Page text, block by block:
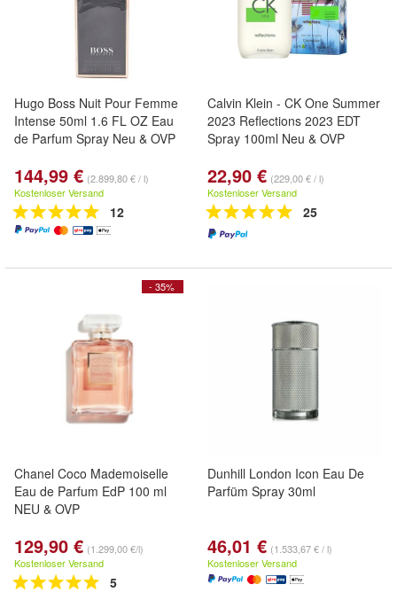
Hugo Boss Nuit Pour Femme
Intense 50ml 1.6 FL OZ Eau
de Parfum Spray Neu & OVP
144,99 € (2.899,80 € / l)
Kostenloser Versand
12
Calvin Klein - CK One Summer
2023 Reflections 2023 EDT
Spray 100ml Neu & OVP
22,90 € (229,00 € / l)
Kostenloser Versand
25
- 35%
Chanel Coco Mademoiselle
Eau de Parfum EdP 100 ml
NEU & OVP
129,90 € (1.299,00 €/l)
Kostenloser Versand
5
Dunhill London Icon Eau De
Parfüm Spray 30ml
46,01 € (1.533,67 € / l)
Kostenloser Versand